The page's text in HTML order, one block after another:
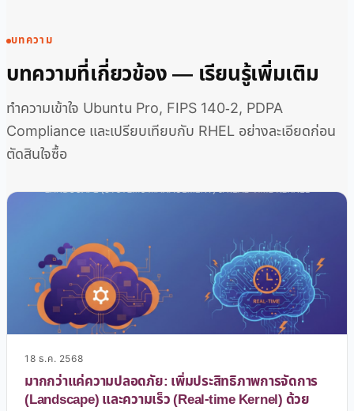
บทความ
บทความที่เกี่ยวข้อง — เรียนรู้เพิ่มเติม
ทำความเข้าใจ Ubuntu Pro, FIPS 140-2, PDPA
Compliance และเปรียบเทียบกับ RHEL อย่างละเอียดก่อน
ตัดสินใจซื้อ
18 ธ.ค. 2568
มากกว่าแค่ความปลอดภัย: เพิ่มประสิทธิภาพการจัดการ
(Landscape) และความเร็ว (Real-time Kernel) ด้วย